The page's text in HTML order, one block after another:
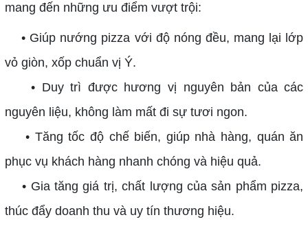
mang đến những ưu điểm vượt trội:
• Giúp nướng pizza với độ nóng đều, mang lại lớp
vỏ giòn, xốp chuẩn vị Ý.
• Duy trì được hương vị nguyên bản của các
nguyên liệu, không làm mất đi sự tươi ngon.
• Tăng tốc độ chế biến, giúp nhà hàng, quán ăn
phục vụ khách hàng nhanh chóng và hiệu quả.
• Gia tăng giá trị, chất lượng của sản phẩm pizza,
thúc đẩy doanh thu và uy tín thương hiệu.